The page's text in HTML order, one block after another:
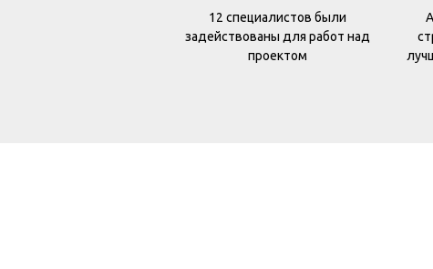
12 специалистов были
задействованы для работ над
проектом